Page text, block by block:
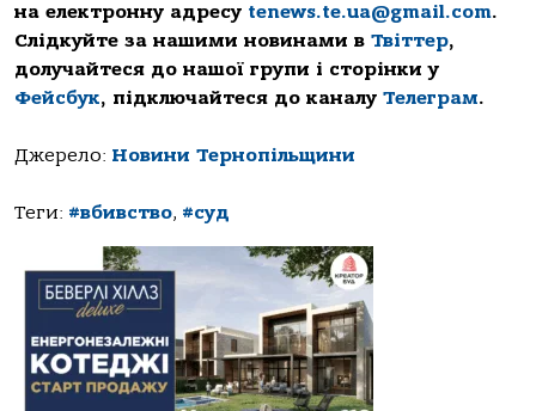
на електронну адресу tenews.te.ua@gmail.com.
Слідкуйте за нашими новинами в Твіттер,
долучайтеся до нашої групи і сторінки у
Фейсбук, підключайтеся до каналу Телеграм.
Джерело: Новини Тернопільщини
Теги: #вбивство, #суд